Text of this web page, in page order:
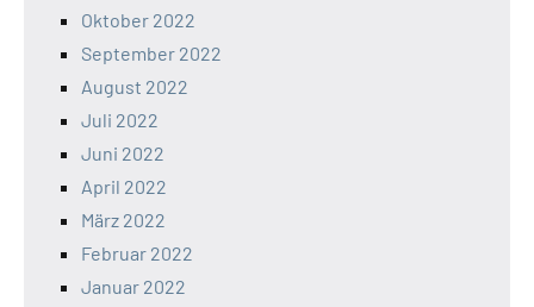
Oktober 2022
September 2022
August 2022
Juli 2022
Juni 2022
April 2022
März 2022
Februar 2022
Januar 2022